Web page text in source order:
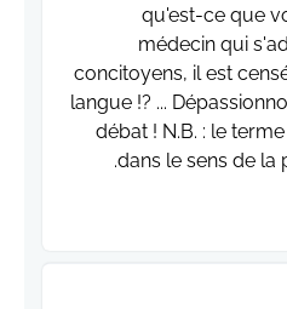
qu'est-ce que
médecin qui
concitoyens, il est
langue !? ...
débat ! N.B. : le
dans le sens de la